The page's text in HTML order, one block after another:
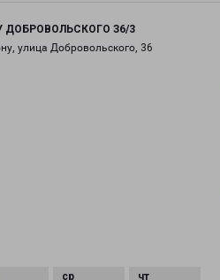
З6/3
улица Добровольского, 36